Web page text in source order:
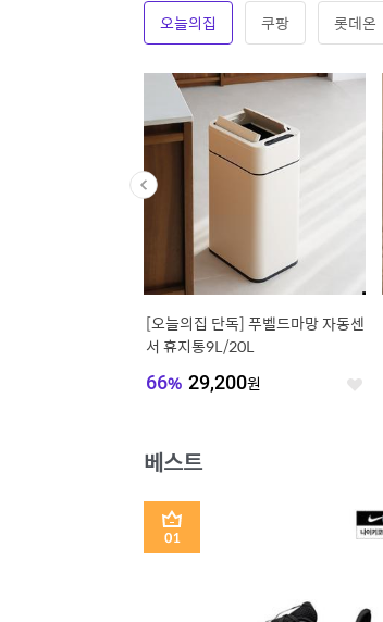
오늘의집 쿠팡 롯데온
[오늘의집 단독] 푸벨드마망 자동센
서 휴지통9L/20L
66% 29,200원 좋
베스트
1